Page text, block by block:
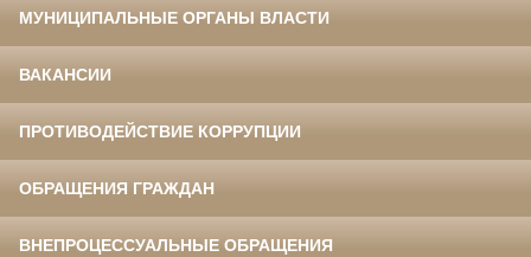
МУНИЦИПАЛЬНЫЕ ОРГАНЫ ВЛАСТИ
ВАКАНСИИ
ПРОТИВОДЕЙСТВИЕ КОРРУПЦИИ
ОБРАЩЕНИЯ ГРАЖДАН
ВНЕПРОЦЕССУАЛЬНЫЕ ОБРАЩЕНИЯ